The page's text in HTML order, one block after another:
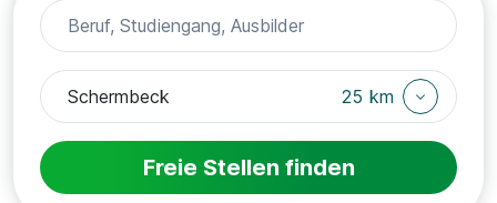
25 km
Freie Stellen finden